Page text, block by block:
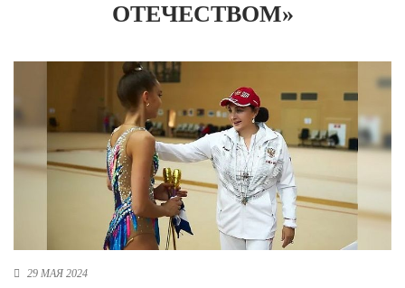
Кемеровская область (2)
Нижегородская область (1)
Новосибирская область (3)
Республика Башкортостан (3)
Республика Крым (1)
ОТЕЧЕСТВОМ»
29 МАЯ 2024